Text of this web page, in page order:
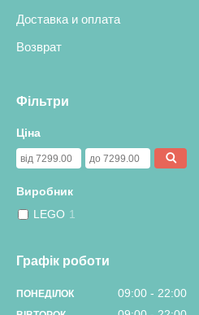
Доставка и оплата
Возврат
Фільтри
Ціна
Виробник
LEGO 1
Графік роботи
ПОНЕДІЛОК 09:00 22:00